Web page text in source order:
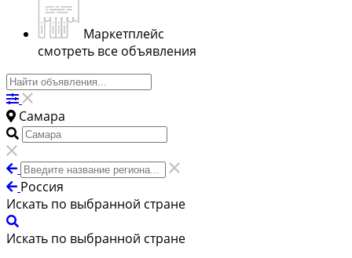
Маркетплейс
смотреть все объявления
Самара
Россия
Искать по выбранной стране
Искать по выбранной стране